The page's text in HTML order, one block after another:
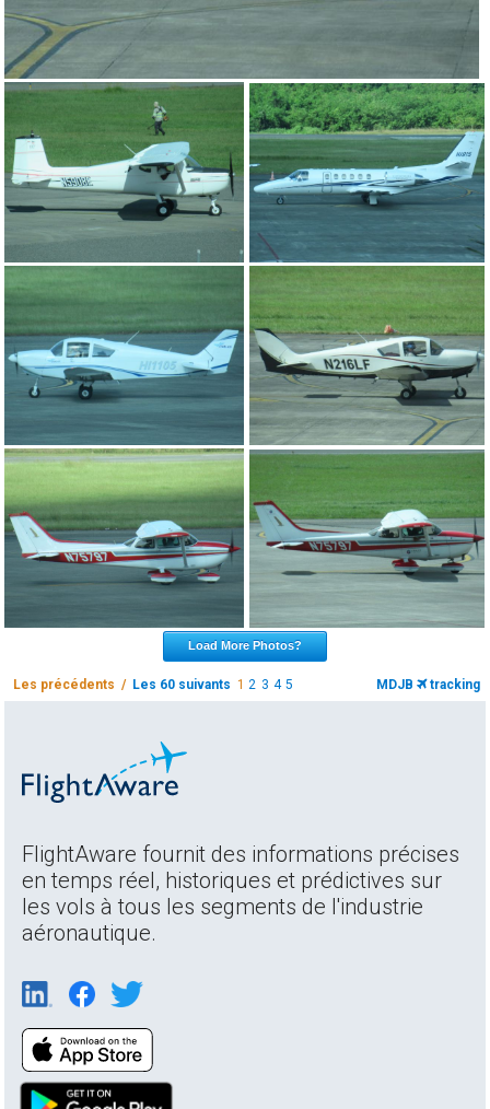
Load More Photos?
Les précédents / Les 60 suivants 12 3 4 5 MDJB tracking
FlightAware fournit des informations précises
en temps réel, historiques et prédictives sur
les vols à tous les segments de l'industrie
aéronautique.